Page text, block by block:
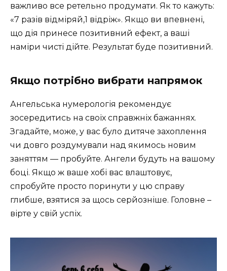
важливо все ретельно продумати. Як то кажуть:
«7 разів відміряй,1 відріж». Якщо ви впевнені,
що дія принесе позитивний ефект, а ваші
наміри чисті дійте. Результат буде позитивний.
Якщо потрібно вибрати напрямок
Ангельська нумерологія рекомендує
зосередитись на своїх справжніх бажаннях.
Згадайте, може, у вас було дитяче захоплення
чи довго роздумували над якимось новим
заняттям — пробуйте. Ангели будуть на вашому
боці. Якщо ж ваше хобі вас влаштовує,
спробуйте просто поринути у цю справу
глибше, взятися за щось серйозніше. Головне –
вірте у свій успіх.